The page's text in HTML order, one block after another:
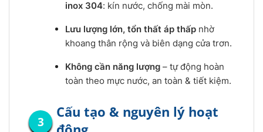
inox 304: kín nước, chống mài mòn.
Lưu lượng lớn, tổn thất áp thấpnhờ
khoang thân rộng và biên dạng cửa trơn.
Không cần năng lượng– tự động hoàn
toàn theo mực nước, an toàn & tiết kiệm.
Cấu tạo & nguyên lý hoạt